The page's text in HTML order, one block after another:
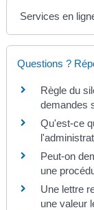
Services en
Questions ?
Règle du
demandes
Qu'est-ce
Peut-on
une
Une lettre
une valeur